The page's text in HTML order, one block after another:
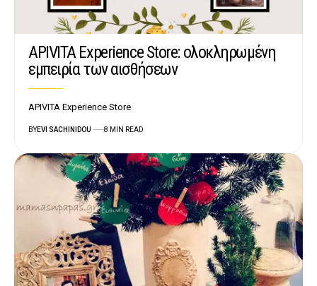
APIVITA Experience Store: ολοκληρωμένη
εμπειρία των αισθήσεων
APIVITA Experience Store
BYEVI SACHINIDOU 8 MIN READ